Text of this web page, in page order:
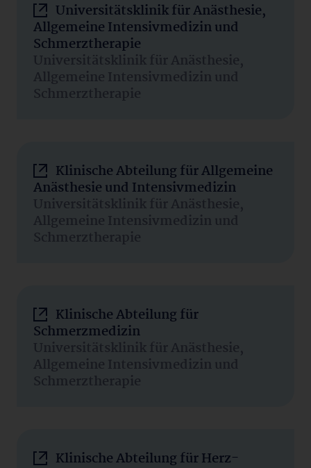
Universitätsklinik für Anästhesie,
Allgemeine Intensivmedizin und
Schmerztherapie
Universitätsklinik für Anästhesie,
Allgemeine Intensivmedizin und
Schmerztherapie
Klinische Abteilung für Allgemeine
Anästhesie und Intensivmedizin
Universitätsklinik für Anästhesie,
Allgemeine Intensivmedizin und
Schmerztherapie
Klinische Abteilung für
Schmerzmedizin
Universitätsklinik für Anästhesie,
Allgemeine Intensivmedizin und
Schmerztherapie
Klinische Abteilung für Herz-